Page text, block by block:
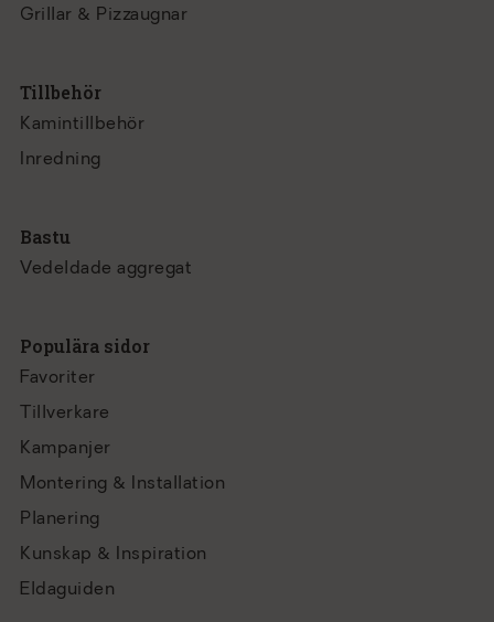
Grillar & Pizzaugnar
Tillbehör
Kamintillbehör
Inredning
Bastu
Vedeldade aggregat
Populära sidor
Favoriter
Tillverkare
Kampanjer
Montering & Installation
Planering
Kunskap & Inspiration
Eldaguiden